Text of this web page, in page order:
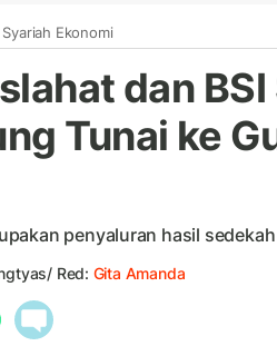
Syariah Ekonomi
dan
Tunai ke
penyaluran hasil
Red: Gita Amanda